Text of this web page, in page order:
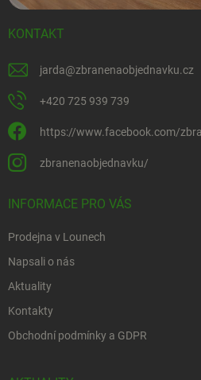
KONTAKT
jarda@zbranenaobjednavku.cz
+420 725 939 739
https://www.facebook.com/
zbranenaobjednavku/
INFORMACE PRO VÁS
Prodejna v Lounech
Napsali o nás
Aktuality
Kontakty
Obchodní podmínky a GDPR